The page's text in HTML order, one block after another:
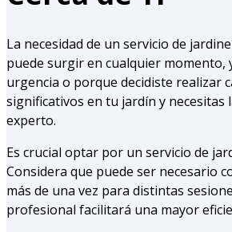
La necesidad de un servicio de
puede surgir en cualquier momento,
urgencia o porque decidiste realizar
significativos en tu jardín y necesitas
experto.
Es crucial optar por un servicio de
Considera que puede ser necesario
más de una vez para distintas
profesional facilitará una mayor